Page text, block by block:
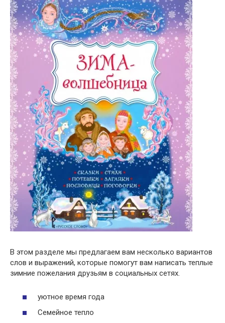
В этом разделе мы предлагаем вам несколько вариантов
слов и выражений, которые помогут вам написать теплые
зимние пожелания друзьям в социальных сетях.
уютное время года
Семейное тепло